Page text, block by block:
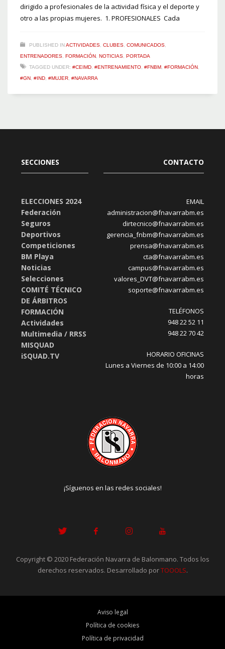
dirigido a profesionales de la actividad física y el deporte y
otro a las propias mujeres. 1. PROFESIONALES Cada
PUBLISHED INACTIVIDADES CLUBES COMUNICADOS
ENTRENADORES FORMACIÓN NOTICIAS PORTADA
TAGGED UNDER: #CEIMD #ENTRENAMIENTO #FNBM #FORMACIÓN
#GN #IND #MUJER #NAVARRA
SECCIONES
ELECCIONES 2024
Federación
Seguros
Deportivos
Competiciones
BM Playa
Noticias
Selecciones
COMITÉ TÉCNICO
DE ÁRBITROS
FORMACIÓN
Actividades
Multimedia / RRSS
MISQUAD
iSQUAD.TV
CONTACTO
EMAIL
administracion@fnavarrabm.es
dirtecnico@fnavarrabm.es
gerencia_fnbm@fnavarrabm.es
prensa@fnavarrabm.es
cta@fnavarrabm.es
campus@fnavarrabm.es
valores_DVT@fnavarrabm.es
soporte@fnavarrabm.es
TELÉFONOS
948 22 52 11
948 22 70 42
HORARIO OFICINAS
Lunes a Viernes de 10:00 a 14:00
horas
¡Síguenos en las redes sociales!
Copyright © 2020 Federación Navarra de Balonmano. Todos los
derechos reservados. Desarrollado porTOOOLS.
Aviso legal
Política de cookies
Política de privacidad